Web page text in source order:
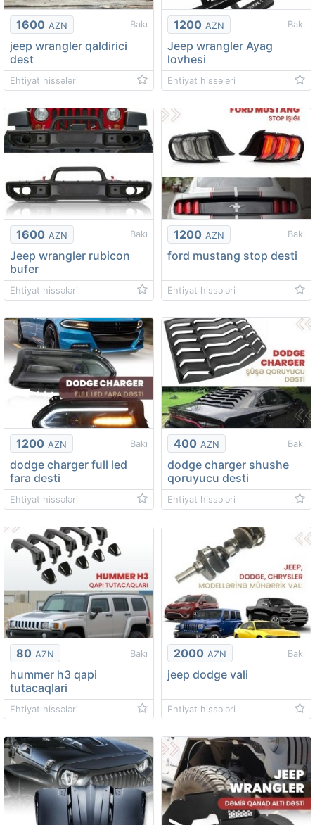
1600 AZN Bakı
jeep wrangler qaldirici
dest
Ehtiyat hissələri
1200 AZN Bakı
Jeep wrangler Ayag
lovhesi
Ehtiyat hissələri
1600 AZN Bakı
Jeep wrangler rubicon
bufer
Ehtiyat hissələri
1200 AZN Bakı
ford mustang stop desti
Ehtiyat hissələri
1200 AZN Bakı
dodge charger full led
fara desti
Ehtiyat hissələri
400 AZN Bakı
dodge charger shushe
qoruyucu desti
Ehtiyat hissələri
80 AZN Bakı
hummer h3 qapi
tutacaqlari
Ehtiyat hissələri
2000 AZN Bakı
jeep dodge vali
Ehtiyat hissələri